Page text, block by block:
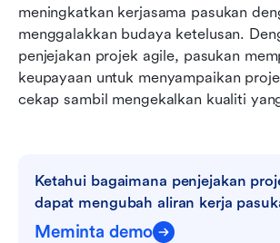
meningkatkan kerjasama pasukan
menggalakkan budaya ketelusan.
penjejakan projek agile, pasukan
keupayaan untuk menyampaikan
cekap sambil mengekalkan kualiti
Ketahui bagaimana penjejakan
dapat mengubah aliran kerja
Meminta demo